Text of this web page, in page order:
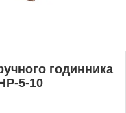
годинника
5-10